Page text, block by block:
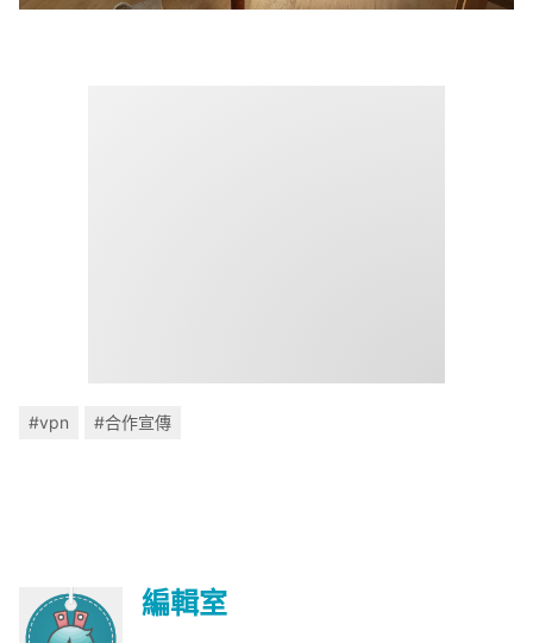
#vpn #合作宣傳
編輯室